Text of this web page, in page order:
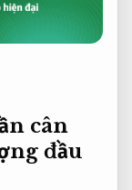
cân
đầu